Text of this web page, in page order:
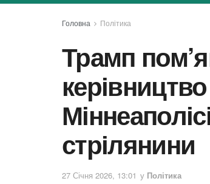
Головна Політика
Трамп
стрілянини
27 Січня 2026, 13:01 у Політика